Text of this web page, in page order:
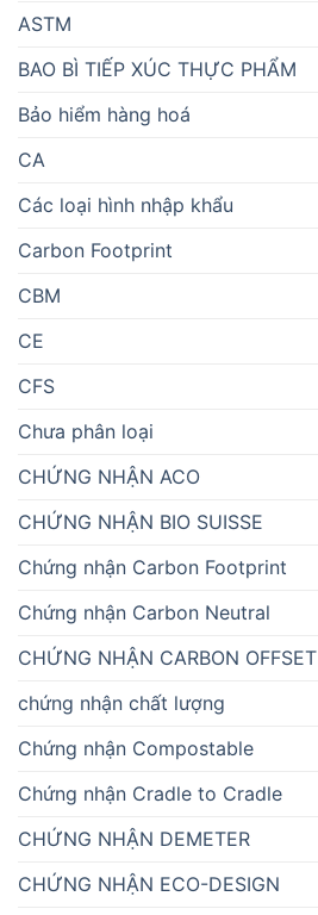
ASTM
BAO BÌ TIẾP XÚC THỰC PHẨM
Bảo hiểm hàng hoá
CA
Các loại hình nhập khẩu
Carbon Footprint
CBM
CE
CFS
Chưa phân loại
CHỨNG NHẬN ACO
CHỨNG NHẬN BIO SUISSE
Chứng nhận Carbon Footprint
Chứng nhận Carbon Neutral
CHỨNG NHẬN CARBON OFFSET
chứng nhận chất lượng
Chứng nhận Compostable
Chứng nhận Cradle to Cradle
CHỨNG NHẬN DEMETER
CHỨNG NHẬN ECO-DESIGN